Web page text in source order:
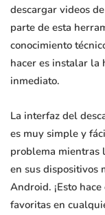
descargar videos
parte de esta
conocimiento
hacer es instalar la
inmediato.
La interfaz del
es muy simple y
problema mientras
en sus dispositivos
Android. ¡Esto
favoritas en